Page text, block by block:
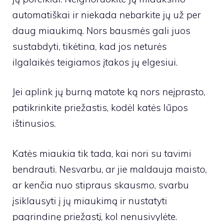
automatiškai ir niekada nebarkite jų už per
daug miaukimą. Nors bausmės gali juos
sustabdyti, tikėtina, kad jos neturės
ilgalaikės teigiamos įtakos jų elgesiui.
Jei aplink jų burną matote ką nors neįprasto,
patikrinkite priežastis, kodėl katės lūpos
ištinusios.
Katės miaukia tik tada, kai nori su tavimi
bendrauti. Nesvarbu, ar jie maldauja maisto,
ar kenčia nuo stipraus skausmo, svarbu
įsiklausyti į jų miaukimą ir nustatyti
pagrindinę priežastį, kol nenusivylėte.